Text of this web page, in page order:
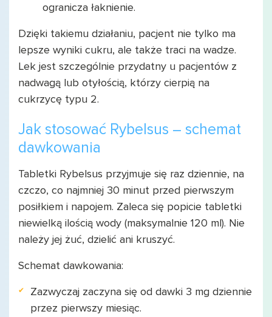
ogranicza łaknienie.
Dzięki takiemu działaniu, pacjent nie tylko ma
lepsze wyniki cukru, ale także traci na wadze.
Lek jest szczególnie przydatny u pacjentów z
nadwagą lub otyłością, którzy cierpią na
cukrzycę typu 2.
Jak stosować Rybelsus – schemat
dawkowania
Tabletki Rybelsus przyjmuje się raz dziennie, na
czczo, co najmniej 30 minut przed pierwszym
posiłkiem i napojem. Zaleca się popicie tabletki
niewielką ilością wody (maksymalnie 120 ml). Nie
należy jej żuć, dzielić ani kruszyć.
Schemat dawkowania:
Zazwyczaj zaczyna się od dawki 3 mg dziennie
przez pierwszy miesiąc.